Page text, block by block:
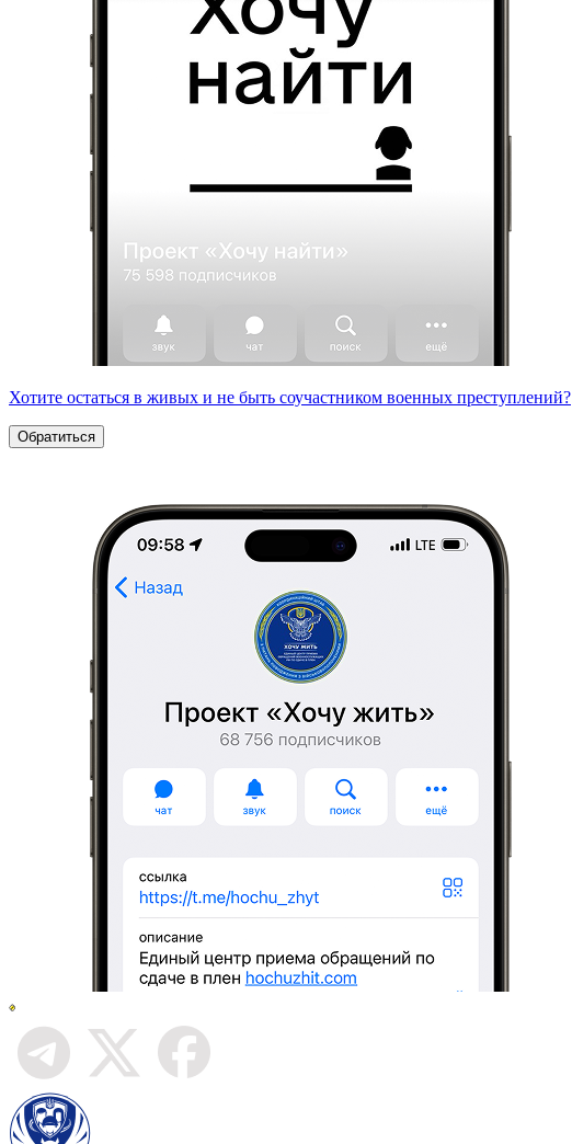
Хотите остаться в живых и не быть соучастником военных преступлений?
Обратиться